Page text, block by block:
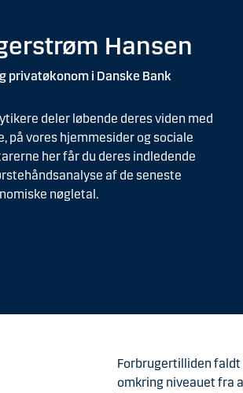
Hansen
privatøkonom i Danske Bank
deler løbende deres viden med
på vores hjemmesider og sociale
her får du deres indledende
af de seneste
nøgletal.
Forbrugertilliden faldt
omkring niveauet fra